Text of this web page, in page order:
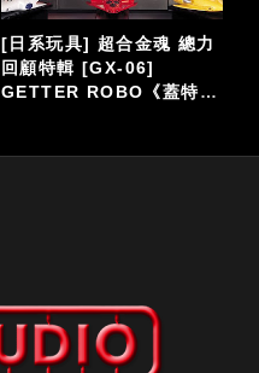
[日系玩具] 超合金魂 總力
回顧特輯 [GX-06]
GETTER ROBO《蓋特機